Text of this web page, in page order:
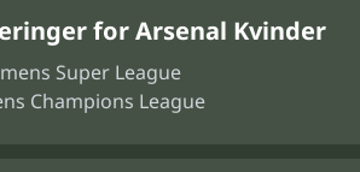
for Arsenal Kvinder
Super League
Champions League